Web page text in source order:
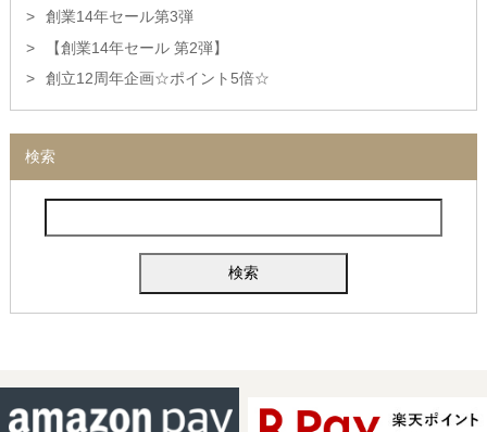
創業14年セール第3弾
【創業14年セール 第2弾】
創立12周年企画☆ポイント5倍☆
検索